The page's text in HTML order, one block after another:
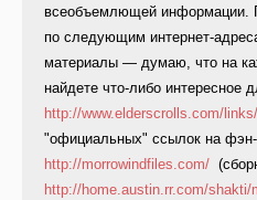
всеобъемлющей информации.
по следующим интернет-
материалы — думаю, что на
найдете что-либо интересное
http://www.elderscrolls.com/
"официальных" ссылок на
http://morrowindfiles.com/
http://home.austin.rr.com/shakti/